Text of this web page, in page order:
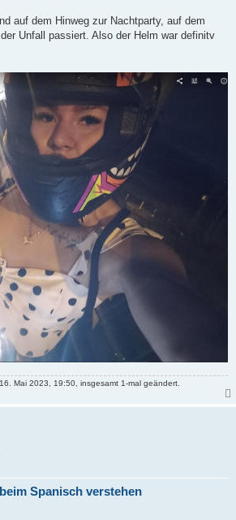
auf dem Hinweg zur Nachtparty, auf dem
Unfall passiert. Also der Helm war definitv
Mai 2023, 19:50, insgesamt 1-mal geändert.
Spanisch verstehen